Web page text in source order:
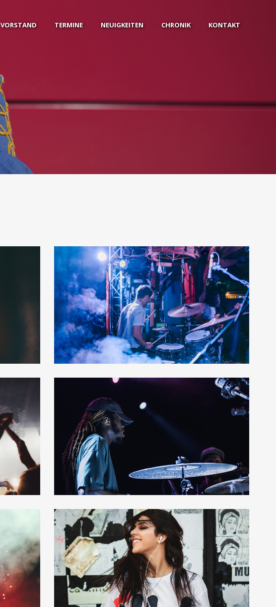
VORSTAND TERMINE NEUIGKEITEN CHRONIK KONTAKT
Horizontal Masonry
12 photos — Tour
Metro
12 photos
Grid
12 photos — Live